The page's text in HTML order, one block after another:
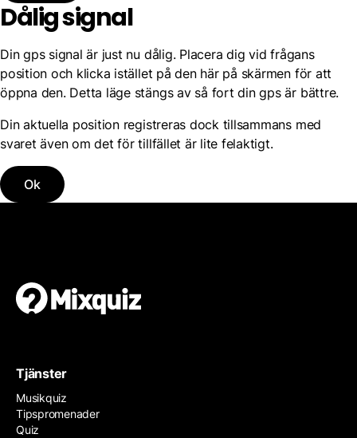
Dålig signal
Din gps signal är just nu dålig. Placera dig vid frågans
position och klicka istället på den här på skärmen för att
öppna den. Detta läge stängs av så fort din gps är bättre.
Din aktuella position registreras dock tillsammans med
svaret även om det för tillfället är lite felaktigt.
Ok
Tjänster
Musikquiz
Tipspromenader
Quiz